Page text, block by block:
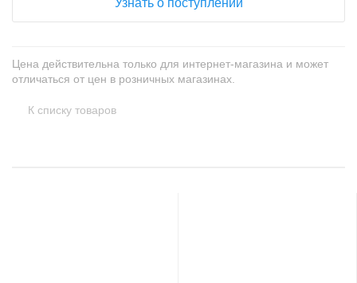
Узнать о поступлении
Цена действительна только для интернет-магазина и может
отличаться от цен в розничных магазинах.
К списку товаров